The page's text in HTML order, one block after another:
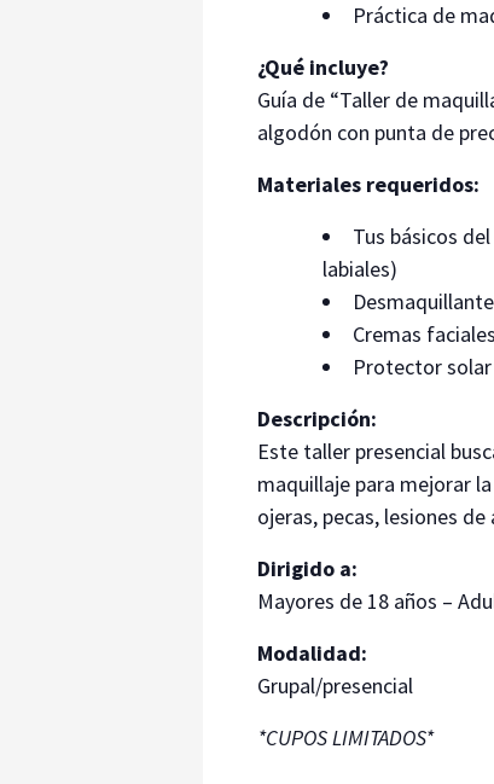
Práctica de
¿Qué incluye?
Guía de “Taller de
algodón con punta de
Materiales requeridos:
Tus básicos
labiales)
Cremas
Protector
Descripción:
Este taller presencial
maquillaje para mejorar
ojeras, pecas, lesiones
Dirigido a:
Mayores de 18 años –
Modalidad:
Grupal/presencial
*CUPOS LIMITADOS*